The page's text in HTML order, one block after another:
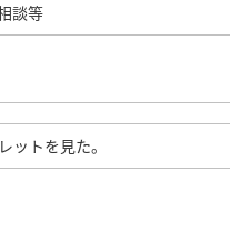
談等
ットを見た。